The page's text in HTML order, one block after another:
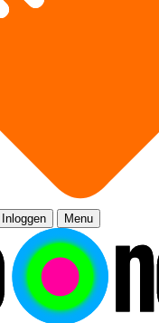
Inloggen Menu